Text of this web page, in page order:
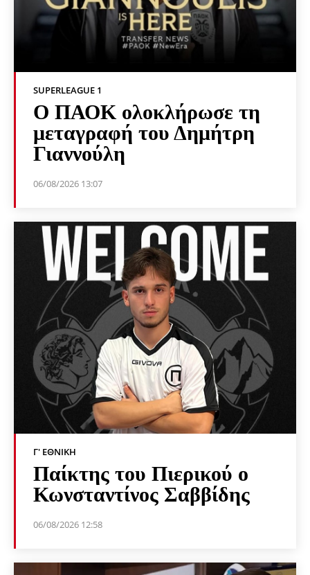
SUPERLEAGUE 1
Ο ΠΑΟΚ ολοκλήρωσε τη
μεταγραφή του Δημήτρη
Γιαννούλη
06/08/2026 13:07
Γ' ΕΘΝΙΚΉ
Παίκτης του Πιερικού ο
Κωνσταντίνος Σαββίδης
06/08/2026 12:58